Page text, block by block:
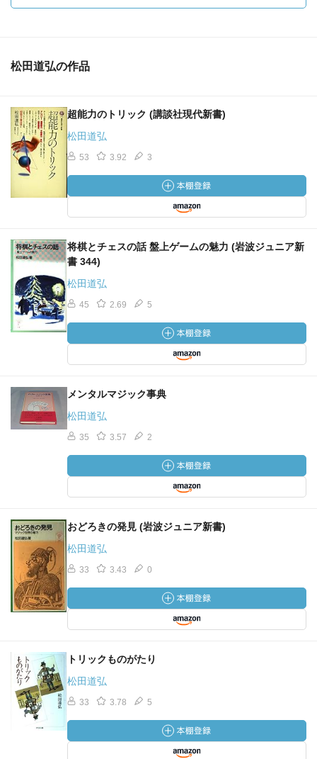
松田道弘の作品
超能力のトリック (講談社現代新書)
松田道弘
53 3.92 3
将棋とチェスの話 盤上ゲームの魅力 (岩波ジュニア新
書 344)
松田道弘
45 2.69 5
メンタルマジック事典
松田道弘
35 3.57 2
おどろきの発見 (岩波ジュニア新書)
松田道弘
33 3.43 0
トリックものがたり
松田道弘
33 3.78 5